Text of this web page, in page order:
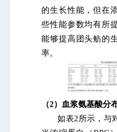
的生长性能，但在
些性能参数均有所
能够提高团头鲂的
率。
（2）血浆氨基酸分
如表2所示，与